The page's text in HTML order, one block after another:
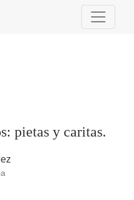
pietas y caritas.